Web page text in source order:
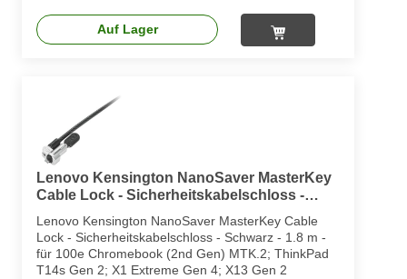
Auf Lager
Lenovo Kensington NanoSaver MasterKey
Cable Lock - Sicherheitskabelschloss -
Schwarz
Lenovo Kensington NanoSaver MasterKey Cable
Lock - Sicherheitskabelschloss - Schwarz - 1.8 m -
für 100e Chromebook (2nd Gen) MTK.2; ThinkPad
T14s Gen 2; X1 Extreme Gen 4; X13 Gen 2